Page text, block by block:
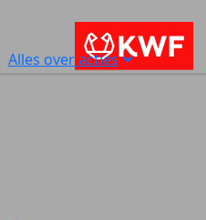
Alles over acties